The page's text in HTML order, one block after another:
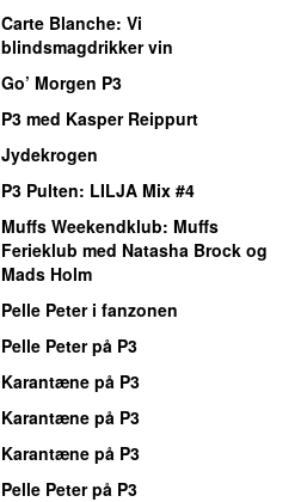
Carte Blanche: Vi
blindsmagdrikker vin
Go’ Morgen P3
P3 med Kasper Reippurt
Jydekrogen
P3 Pulten: LILJA Mix #4
Muffs Weekendklub: Muffs
Ferieklub med Natasha Brock og
Mads Holm
Pelle Peter i fanzonen
Pelle Peter på P3
Karantæne på P3
Karantæne på P3
Karantæne på P3
Pelle Peter på P3